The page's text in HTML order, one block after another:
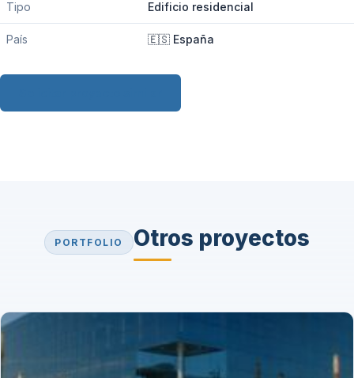
Tipo Edificio residencial
País 🇪🇸 España
PORTFOLIO Otros proyectos